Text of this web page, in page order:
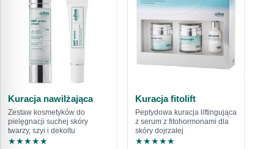
Kuracja nawilżająca
Zestaw kosmetyków do
pielęgnacji suchej skóry
twarzy, szyi i dekoltu
★★★★★
Kuracja fitolift
Peptydowa kuracja liftingująca
z serum z fitohormonami dla
skóry dojrzałej
★★★★★